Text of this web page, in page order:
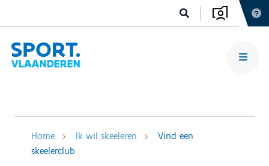
Home Ik wil skeeleren
Vind een
skeelerclub